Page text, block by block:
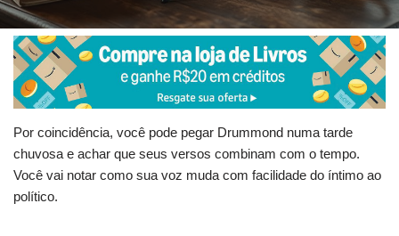
Por coincidência, você pode pegar Drummond numa tarde
chuvosa e achar que seus versos combinam com o tempo.
Você vai notar como sua voz muda com facilidade do íntimo ao
político.